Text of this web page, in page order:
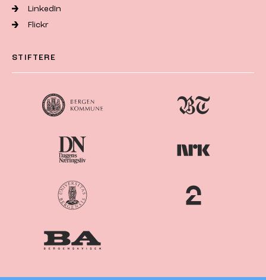
LinkedIn
Flickr
STIFTERE